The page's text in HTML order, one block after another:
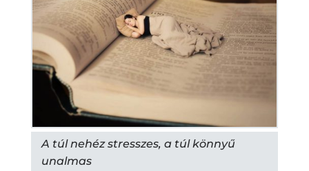
A túl nehéz stresszes, a túl könnyű
unalmas